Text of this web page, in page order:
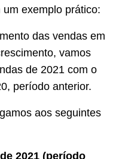
exemplo prático:
das vendas em
vamos
de 2021 com o
período anterior.
aos seguintes
2021 (período